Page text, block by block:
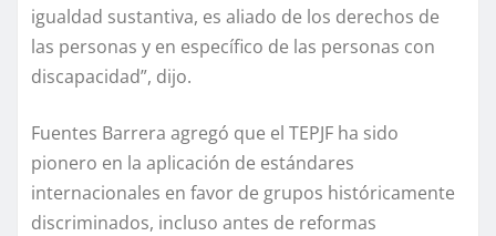
igualdad sustantiva, es aliado de los derechos de
las personas y en específico de las personas con
discapacidad”, dijo.
Fuentes Barrera agregó que el TEPJF ha sido
pionero en la aplicación de estándares
internacionales en favor de grupos históricamente
discriminados, incluso antes de reformas